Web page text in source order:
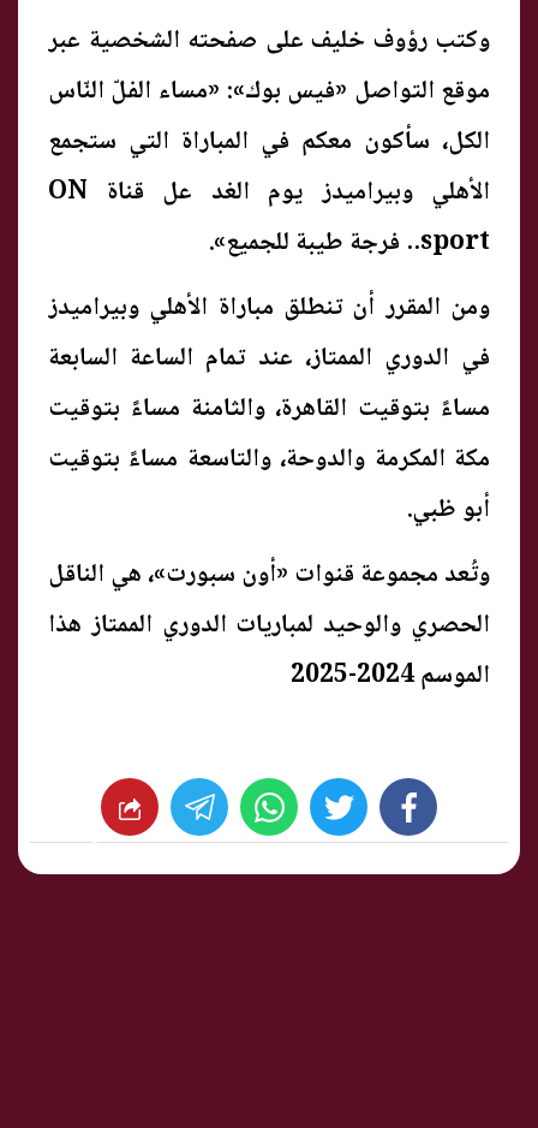
وكتب رؤوف خليف على صفحته الشخصية عبر
موقع التواصل «فيس بوك»: «مساء الفلّ النّاس
الكل، سأكون معكم في المباراة التي ستجمع
الأهلي وبيراميدز يوم الغد عل قناة ON
sport.. فرجة طيبة للجميع».
ومن المقرر أن تنطلق مباراة الأهلي وبيراميدز
في الدوري الممتاز، عند تمام الساعة السابعة
مساءً بتوقيت القاهرة، والثامنة مساءً بتوقيت
مكة المكرمة والدوحة، والتاسعة مساءً بتوقيت
أبو ظبي.
وتُعد مجموعة قنوات «أون سبورت»، هي الناقل
الحصري والوحيد لمباريات الدوري الممتاز هذا
الموسم 2024-2025
facebook
twitter
whats شارك